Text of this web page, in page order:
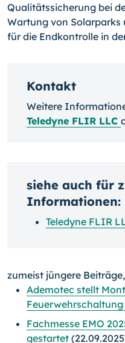
Qualitätssicherung bei
Wartung von
für die Endkontrolle in
Kontakt
Weitere
Teledyne FLIR LLC
siehe auch für
Informationen:
Teledyne FLIR
zumeist jüngere
Ademotec stellt
Fachmesse EMO
gestartet